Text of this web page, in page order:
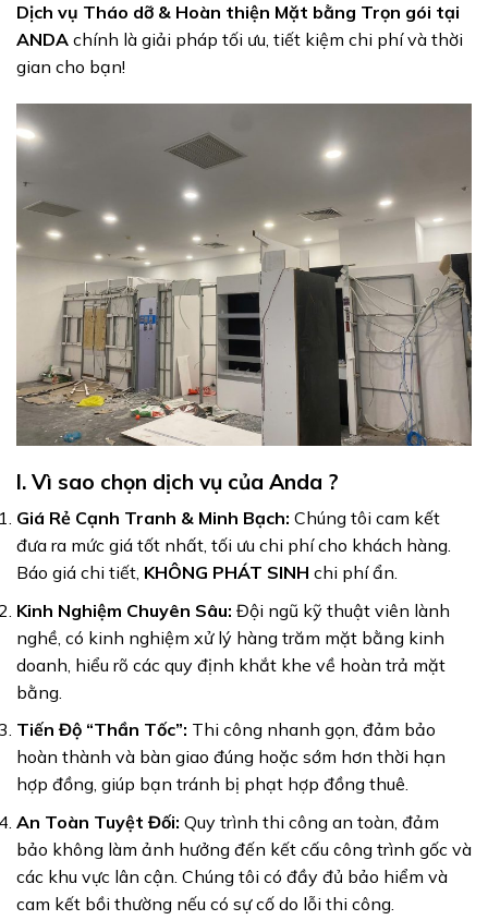
Dịch vụ Tháo dỡ & Hoàn thiện Mặt bằng Trọn gói tại
ANDA chính là giải pháp tối ưu, tiết kiệm chi phí và thời
gian cho bạn!
I. Vì sao chọn dịch vụ của Anda ?
Giá Rẻ Cạnh Tranh & Minh Bạch: Chúng tôi cam kết
đưa ra mức giá tốt nhất, tối ưu chi phí cho khách hàng.
Báo giá chi tiết, KHÔNG PHÁT SINH chi phí ẩn.
Kinh Nghiệm Chuyên Sâu: Đội ngũ kỹ thuật viên lành
nghề, có kinh nghiệm xử lý hàng trăm mặt bằng kinh
doanh, hiểu rõ các quy định khắt khe về hoàn trả mặt
bằng.
Tiến Độ “Thần Tốc”: Thi công nhanh gọn, đảm bảo
hoàn thành và bàn giao đúng hoặc sớm hơn thời hạn
hợp đồng, giúp bạn tránh bị phạt hợp đồng thuê.
An Toàn Tuyệt Đối: Quy trình thi công an toàn, đảm
bảo không làm ảnh hưởng đến kết cấu công trình gốc và
các khu vực lân cận. Chúng tôi có đầy đủ bảo hiểm và
cam kết bồi thường nếu có sự cố do lỗi thi công.